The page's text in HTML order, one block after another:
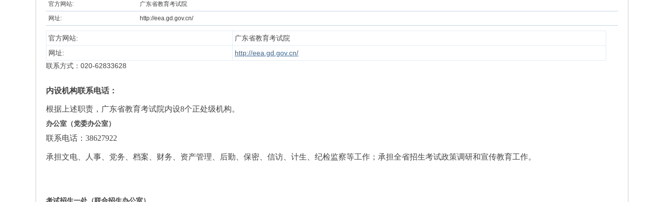
官方网站: 广东省教育考试院
网址: http://eea.gd.gov.cn/
官方网站:
广东省教育考试院
网址:
http://eea.gd.gov.cn/
联系方式：020-62833628
内设机构联系电话：
根据上述职责，广东省教育考试院内设8个正处级机构。
办公室（党委办公室）
联系电话：38627922
承担文电、人事、党务、档案、财务、资产管理、后勤、保密、信访、计生、纪检监察等工作；承担全省招生考试政策调研和宣传教育工作。